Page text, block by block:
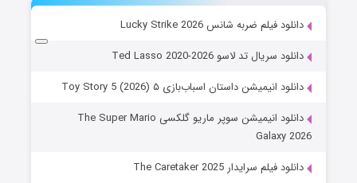
دانلود فیلم ضربه شانس Lucky Strike 2026
دانلود سریال تد لاسو Ted Lasso 2020-2026
دانلود انیمیشن داستان اسباب‌بازی ۵ Toy Story 5 (2026)
دانلود انیمیشن سوپر ماریو گلکسی The Super Mario
Galaxy 2026
دانلود فیلم سرایدار The Caretaker 2025